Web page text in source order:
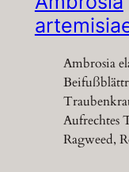
Ambrosia
Aufrechtes
Ragweed,